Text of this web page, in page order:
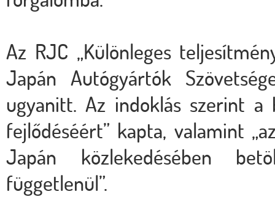
Az RJC „Különleges
Japán Autógyártók
ugyanitt. Az indoklás szerint
fejlődéséért” kapta, valamint
Japán közlekedésében
függetlenül”.